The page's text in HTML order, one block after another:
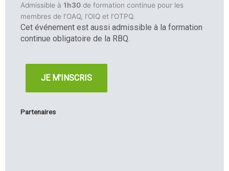
Admissible à 1h30 de formation continue pour les
membres de l’OAQ, l’OIQ et l’OTPQ.
Cet événement est aussi admissible à la formation
continue obligatoire de la RBQ.
JE M'INSCRIS
Partenaires